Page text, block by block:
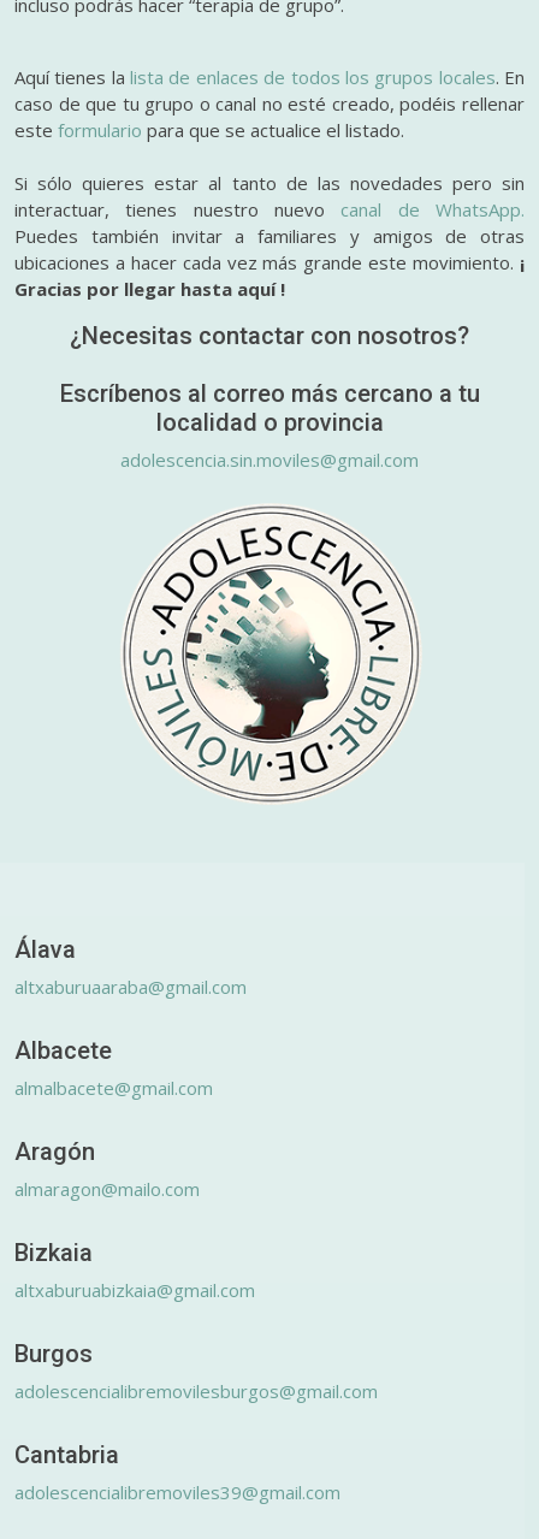
Aquí tienes lalista de enlaces de todos los grupos locales. En
caso de que tu grupo o canal no esté creado, podéis rellenar
este formulario para que se actualice el listado.
Si sólo quieres estar al tanto de las novedades pero sin
interactuar, tienes nuestro nuevo canal de WhatsApp.
Puedes también invitar a familiares y amigos de otras
ubicaciones a hacer cada vez más grande este movimiento. ¡
Gracias por llegar hasta aquí !
¿Necesitas contactar con nosotros?
Escríbenos al correo más cercano a tu
localidad o provincia
adolescencia.sin.moviles@gmail.com
Álava
altxaburuaaraba@gmail.com
Albacete
almalbacete@gmail.com
Aragón
almaragon@mailo.com
Bizkaia
altxaburuabizkaia@gmail.com
Burgos
adolescencialibremovilesburgos@gmail.com
Cantabria
adolescencialibremoviles39@gmail.com